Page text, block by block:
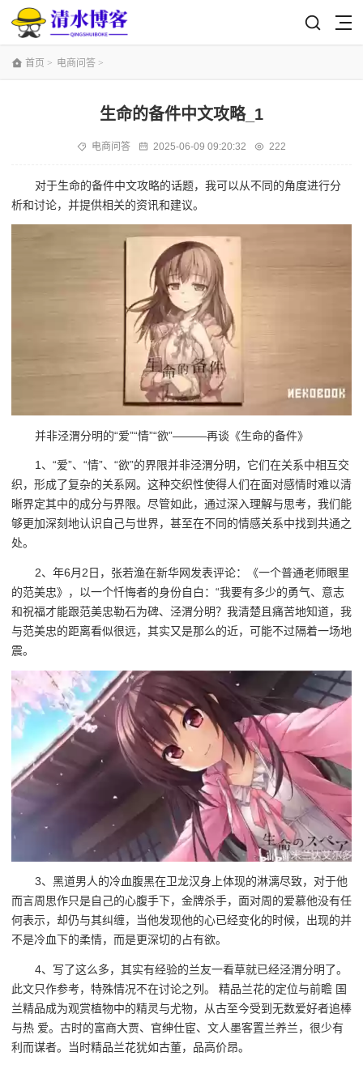
首页 > 电商问答 >
生命的备件中文攻略_1
电商问答 2025-06-09 09:20:32 222
对于生命的备件中文攻略的话题，我可以从不同的角度进行分
析和讨论，并提供相关的资讯和建议。
并非泾渭分明的“爱”“情”“欲”———再谈《生命的备件》
1、“爱”、“情”、“欲”的界限并非泾渭分明，它们在关系中相互交
织，形成了复杂的关系网。这种交织性使得人们在面对感情时难以清
晰界定其中的成分与界限。尽管如此，通过深入理解与思考，我们能
够更加深刻地认识自己与世界，甚至在不同的情感关系中找到共通之
处。
2、年6月2日，张若渔在新华网发表评论：《一个普通老师眼里
的范美忠》，以一个忏悔者的身份自白：“我要有多少的勇气、意志
和祝福才能跟范美忠勒石为碑、泾渭分明？我清楚且痛苦地知道，我
与范美忠的距离看似很远，其实又是那么的近，可能不过隔着一场地
震。
3、黑道男人的冷血腹黑在卫龙汉身上体现的淋漓尽致，对于他
而言周思作只是自己的心腹手下，金牌杀手，面对周的爱慕他没有任
何表示，却仍与其纠缠，当他发现他的心已经变化的时候，出现的并
不是冷血下的柔情，而是更深切的占有欲。
4、写了这么多，其实有经验的兰友一看草就已经泾渭分明了。
此文只作参考，特殊情况不在讨论之列。 精品兰花的定位与前瞻 国
兰精品成为观赏植物中的精灵与尤物，从古至今受到无数爱好者追棒
与热 爱。古时的富商大贾、官绅仕宦、文人墨客置兰养兰，很少有
利而谋者。当时精品兰花犹如古董，品高价昂。